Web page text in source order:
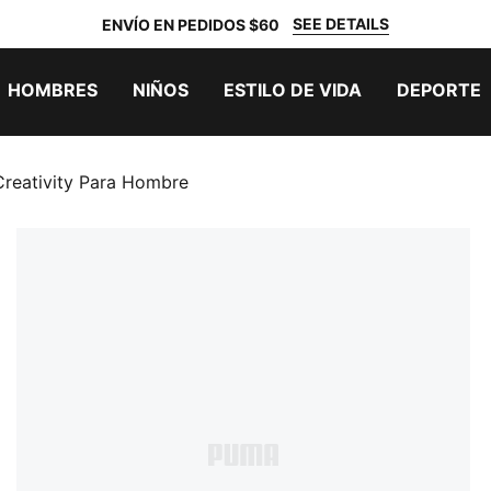
ENVÍO EN PEDIDOS $60 SEE DETAILS
HOMBRES NIÑOS ESTILO DE VIDA DEPORTE
Para Hombre